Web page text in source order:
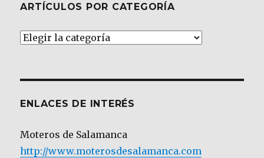
ARTÍCULOS POR CATEGORÍA
Artículos
ENLACES DE INTERÉS
Moteros de Salamanca
http://www.moterosdesalamanca.com